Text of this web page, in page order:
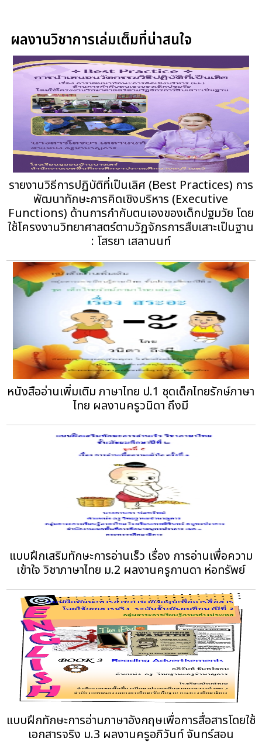
ผลงานวิชาการเล่มเต็มที่น่าสนใจ
รายงานวิธีการปฏิบัติที่เป็นเลิศ (Best Practices) การ
พัฒนาทักษะการคิดเชิงบริหาร (Executive
Functions) ด้านการกำกับตนเองของเด็กปฐมวัย โดย
ใช้โครงงานวิทยาศาสตร์ตามวัฏจักรการสืบเสาะเป็นฐาน
: โสรยา เสลานนท์
หนังสืออ่านเพิ่มเติม ภาษาไทย ป.1 ชุดเด็กไทยรักษ์ภาษา
ไทย ผลงานครูวนิดา ถึงมี
แบบฝึกเสริมทักษะการอ่านเร็ว เรื่อง การอ่านเพื่อความ
เข้าใจ วิชาภาษาไทย ม.2 ผลงานครูกานดา ห่อทรัพย์
แบบฝึกทักษะการอ่านภาษาอังกฤษเพื่อการสื่อสารโดยใช้
เอกสารจริง ม.3 ผลงานครูอภิวันท์ จันทร์สอน